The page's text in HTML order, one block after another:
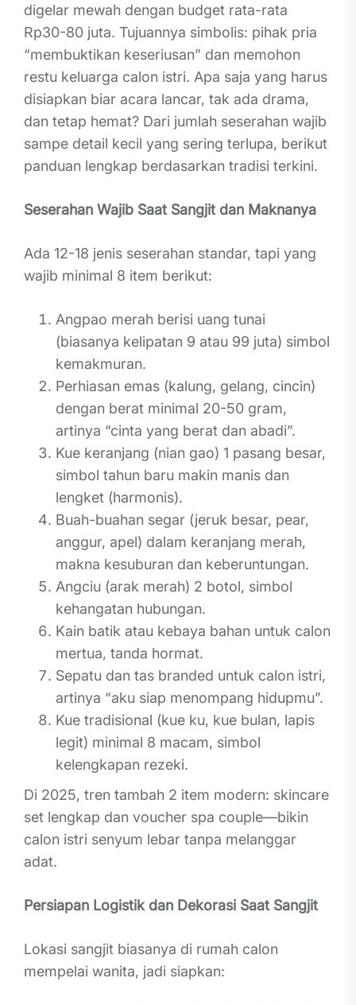
digelar mewah dengan budget rata-rata
Rp30-80 juta. Tujuannya simbolis: pihak pria
“membuktikan keseriusan” dan memohon
restu keluarga calon istri. Apa saja yang harus
disiapkan biar acara lancar, tak ada drama,
dan tetap hemat? Dari jumlah seserahan wajib
sampe detail kecil yang sering terlupa, berikut
panduan lengkap berdasarkan tradisi terkini.
Seserahan Wajib Saat Sangjit dan Maknanya
Ada 12-18 jenis seserahan standar, tapi yang
wajib minimal 8 item berikut:
Angpao merah berisi uang tunai
(biasanya kelipatan 9 atau 99 juta) simbol
kemakmuran.
Perhiasan emas (kalung, gelang, cincin)
dengan berat minimal 20-50 gram,
artinya “cinta yang berat dan abadi”.
Kue keranjang (nian gao) 1 pasang besar,
simbol tahun baru makin manis dan
lengket (harmonis).
Buah-buahan segar (jeruk besar, pear,
anggur, apel) dalam keranjang merah,
makna kesuburan dan keberuntungan.
Angciu (arak merah) 2 botol, simbol
kehangatan hubungan.
Kain batik atau kebaya bahan untuk calon
mertua, tanda hormat.
Sepatu dan tas branded untuk calon istri,
artinya “aku siap menompang hidupmu”.
Kue tradisional (kue ku, kue bulan, lapis
legit) minimal 8 macam, simbol
kelengkapan rezeki.
Di 2025, tren tambah 2 item modern: skincare
set lengkap dan voucher spa couple—bikin
calon istri senyum lebar tanpa melanggar
adat.
Persiapan Logistik dan Dekorasi Saat Sangjit
Lokasi sangjit biasanya di rumah calon
mempelai wanita, jadi siapkan: